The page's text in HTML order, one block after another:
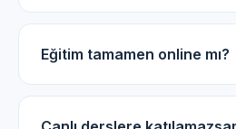
Akupunktur uygulama
doktorları ve diş hekimleri için
Eğitim tamamen online mı?
Evet. Eğitim online panel
dersler, kayıtlı video arşivi ve